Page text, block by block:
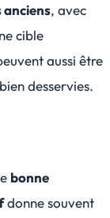
anciens, avec
cible
aussi être
desservies.
bonne
donne souvent